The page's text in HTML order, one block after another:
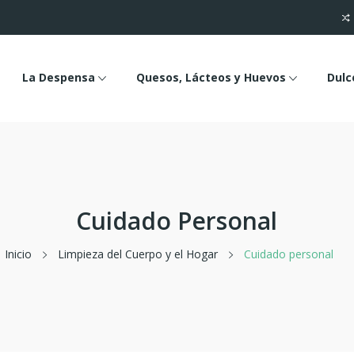
La Despensa Quesos, Lácteos y Huevos
Cuidado Personal
Inicio Limpieza del Cuerpo y el Hogar Cuidado personal